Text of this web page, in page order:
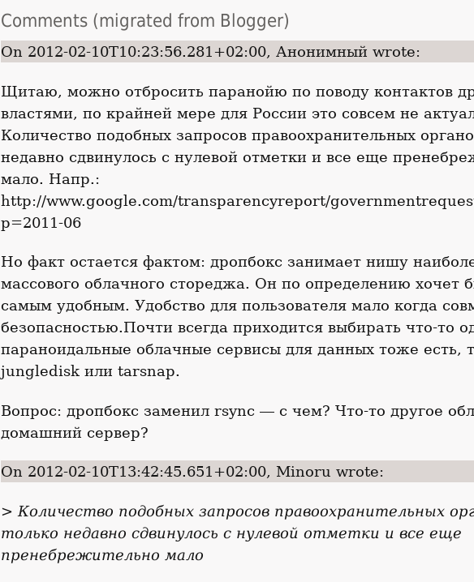
Comments (migrated from Blogger)
On 2012-02-10T10:23:56.281+02:00, Анонимный wrote:
Щитаю, можно отбросить паранойю по поводу контактов
властями, по крайней мере для России это совсем не
Количество подобных запросов правоохранительных
недавно сдвинулось с нулевой отметки и все еще
мало. Напр.:
http://www.google.com/transparencyreport/
p=2011-06
Но факт остается фактом: дропбокс занимает нишу
массового облачного стореджа. Он по определению хочет
самым удобным. Удобство для пользователя мало когда
безопасностью.Почти всегда приходится выбирать что-то
параноидальные облачные сервисы для данных тоже есть,
jungledisk или tarsnap.
Вопрос: дропбокс заменил rsync ― с чем? Что-то другое
домашний сервер?
On 2012-02-10T13:42:45.651+02:00, Minoru wrote:
> Количество подобных запросов правоохранительных
только недавно сдвинулось с нулевой отметки и все еще
пренебрежительно мало